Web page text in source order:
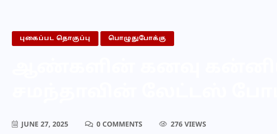
புகைப்பட தொகுப்பு பொழுதுபோக்கு
JUNE 27, 2025 0 COMMENTS 276 VIEWS